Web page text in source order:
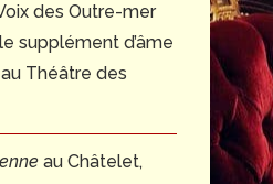
des Outre-mer
supplément d’âme
Théâtre des
au Châtelet,